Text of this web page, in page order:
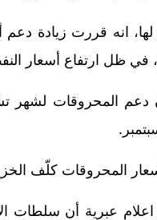
انه قررت زيادة دعم
ظل ارتفاع أسعار
.
كلّف الخزينة
اعلام عبرية أن